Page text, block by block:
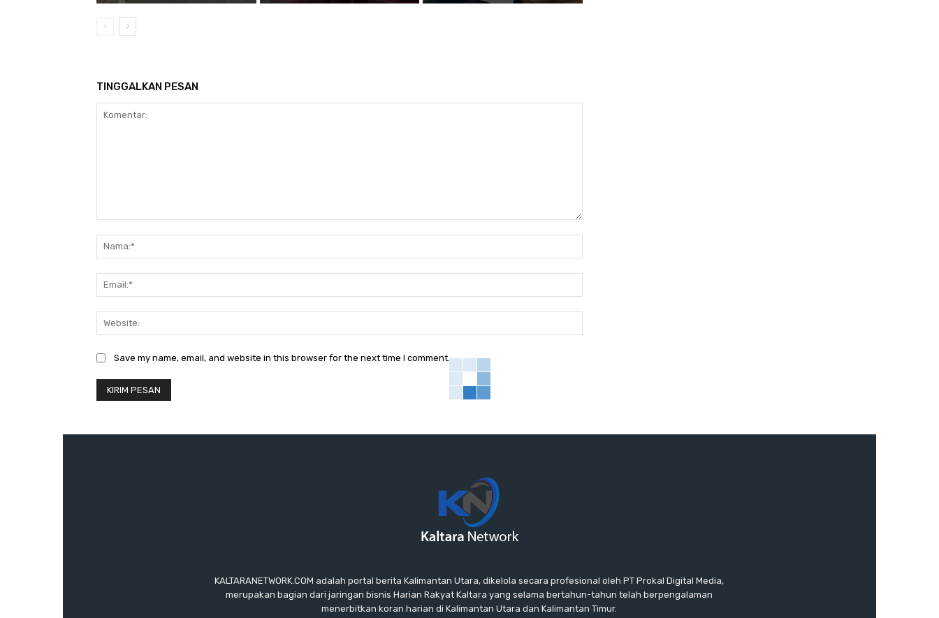
TINGGALKAN PESAN
Save my name, email, and website in this browser for the next time I comment.
KALTARANETWORK.COM adalah portal berita Kalimantan Utara, dikelola secara profesional oleh PT Prokal Digital Media,
merupakan bagian dari jaringan bisnis Harian Rakyat Kaltara yang selama bertahun-tahun telah berpengalaman
menerbitkan koran harian di Kalimantan Utara dan Kalimantan Timur.